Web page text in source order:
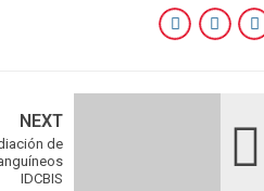
NEXT
de
IDCBIS